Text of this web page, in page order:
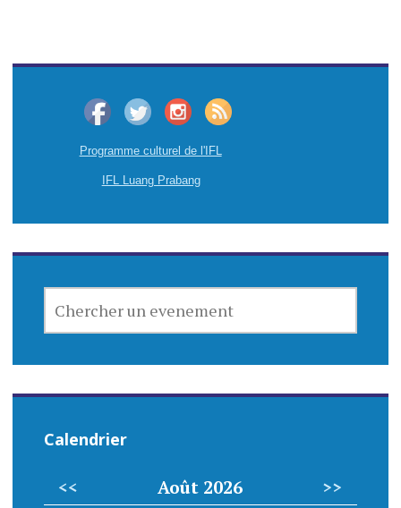
Programme culturel de l'IFL
IFL Luang Prabang
UN
Calendrier
<< Août 2026 >>